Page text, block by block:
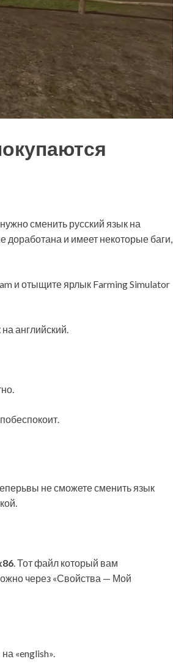
сменить русский язык на
доработана и имеет некоторые баги,
и отыщите ярлык Farming Simulator
английский.
не сможете сменить язык
. Тот файл который вам
через «Свойства — Мой
«english».